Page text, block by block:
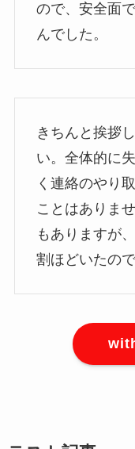
ので、安全面
んでした。
きちんと挨拶
い。全体的に
く連絡のやり
ことはありま
もありますが
割ほどいたの